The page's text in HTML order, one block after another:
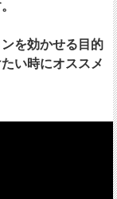
を効かせる目的
い時にオススメ